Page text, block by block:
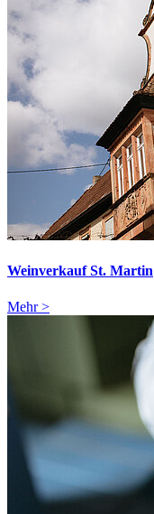
Weinverkauf St. Martin
Mehr >